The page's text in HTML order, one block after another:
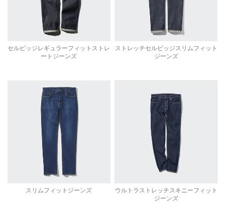
セルビッジレギュラーフィットストレ
ートジーンズ
ストレッチセルビッジスリムフィット
ジーンズ
スリムフィットジーンズ
ウルトラストレッチスキニーフィット
ジーンズ